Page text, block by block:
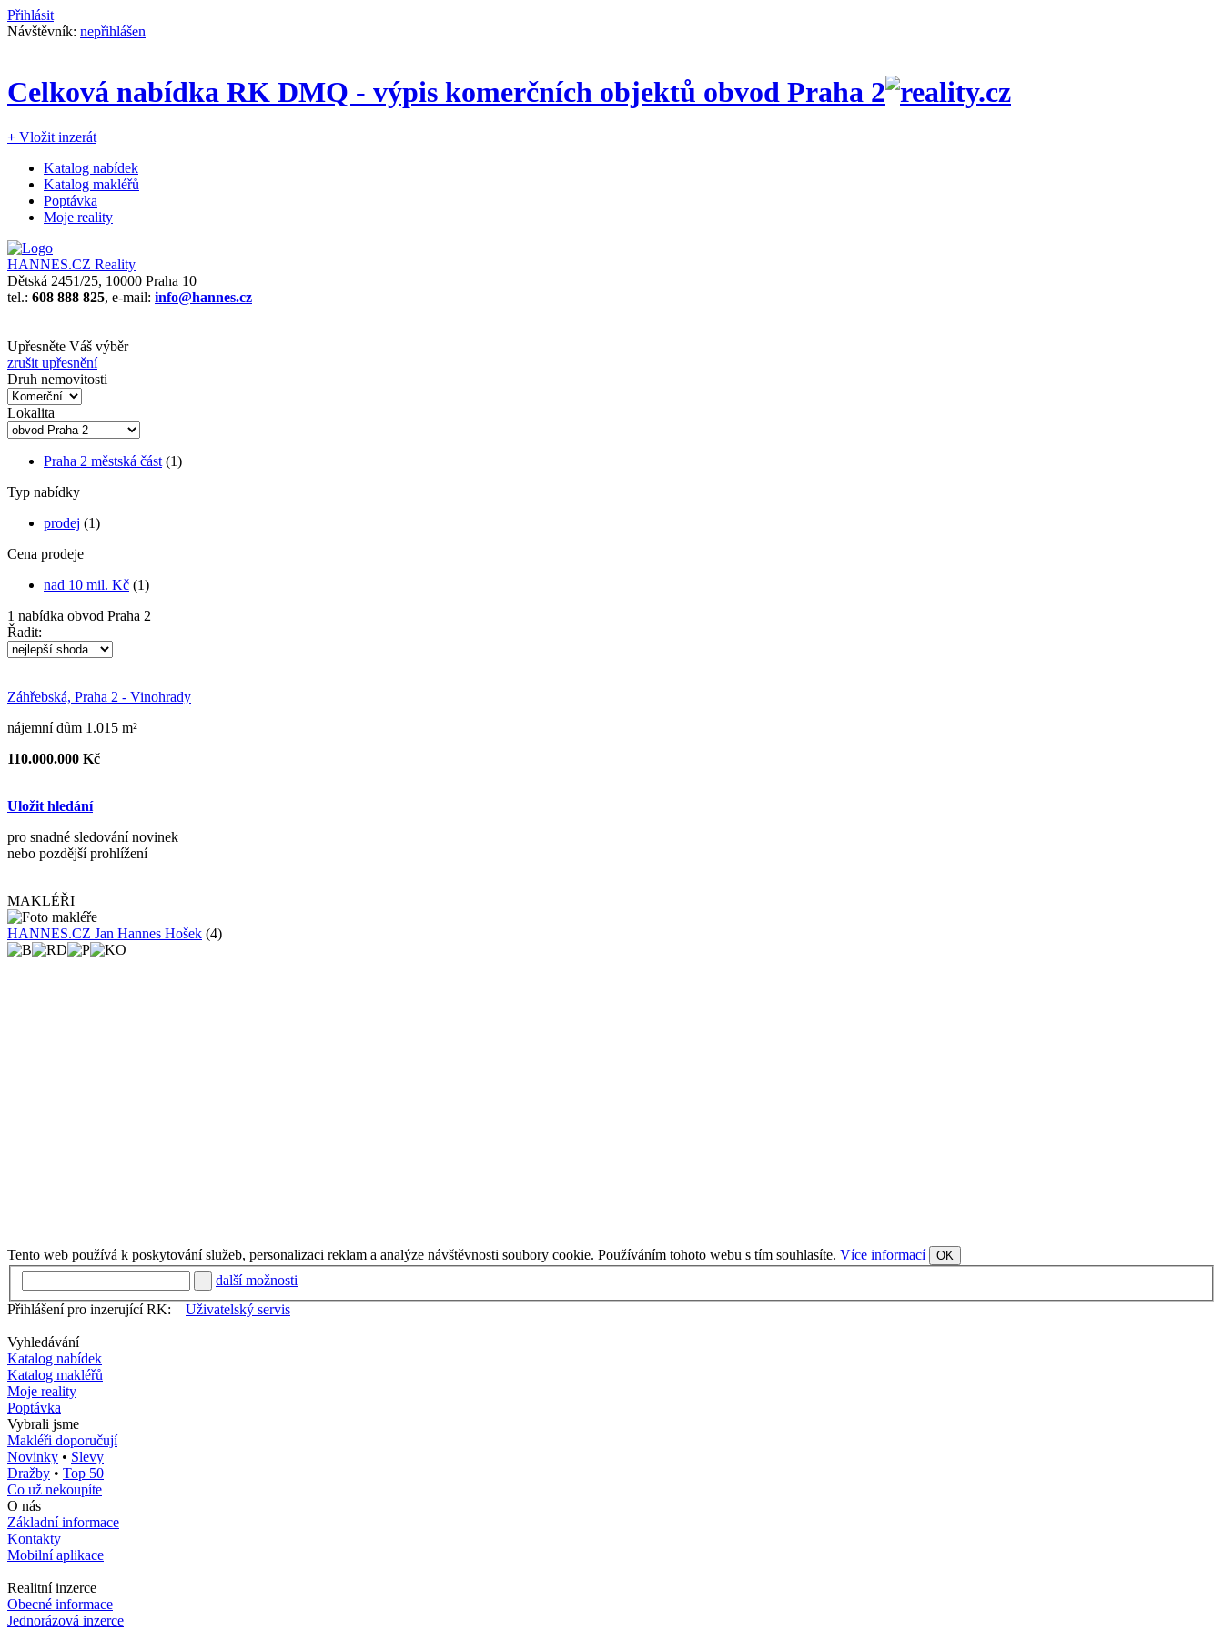
Přihlásit
Návštěvník: nepřihlášen
Celková nabídka RK DMQ - výpis komerčních objektů obvod Praha 2
+ Vložit inzerát
Katalog nabídek
Katalog makléřů
Poptávka
Moje reality
HANNES.CZ Reality
Dětská 2451/25, 10000 Praha 10
tel.: 608 888 825, e-mail: info@hannes.cz
Upřesněte Váš výběr
zrušit upřesnění
Druh nemovitosti
Lokalita
Praha 2 městská část (1)
Typ nabídky
prodej (1)
Cena prodeje
nad 10 mil. Kč (1)
1 nabídka obvod Praha 2
Řadit:
Záhřebská, Praha 2 - Vinohrady
nájemní dům 1.015 m²
110.000.000 Kč
Uložit hledání
pro snadné sledování novinek
nebo pozdější prohlížení
MAKLÉŘI
HANNES.CZ Jan Hannes Hošek (4)
Tento web používá k poskytování služeb, personalizaci reklam a analýze návštěvnosti soubory cookie. Používáním tohoto webu s tím souhlasíte. Více informací OK
další možnosti
Přihlášení pro inzerující RK:
Uživatelský servis
Vyhledávání
Katalog nabídek
Katalog makléřů
Moje reality
Poptávka
Vybrali jsme
Makléři doporučují
Novinky • Slevy
Dražby • Top 50
Co už nekoupíte
O nás
Základní informace
Kontakty
Mobilní aplikace
Realitní inzerce
Obecné informace
Jednorázová inzerce